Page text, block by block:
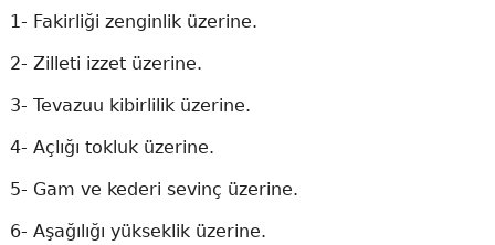
1- Fakirliği zenginlik üzerine.
2- Zilleti izzet üzerine.
3- Tevazuu kibirlilik üzerine.
4- Açlığı tokluk üzerine.
5- Gam ve kederi sevinç üzerine.
6- Aşağılığı yükseklik üzerine.